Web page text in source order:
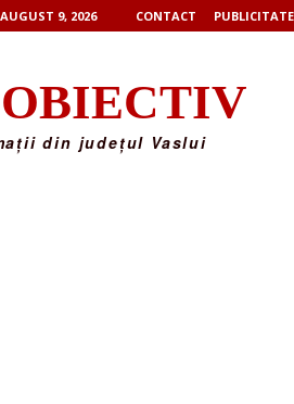
9, 2026 CONTACT PUBLICITATE
din județul Vaslui